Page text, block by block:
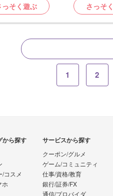
っそく遊ぶ さっそ
1 2
から探す
/コスメ
ホ
サービスから探す
クーポン/グルメ
ゲーム/コミュニティ
仕事/資格/教育
銀行/証券/FX
通信/プロバイダ